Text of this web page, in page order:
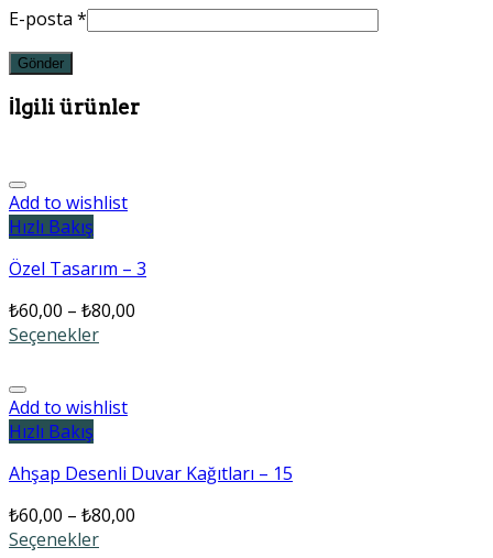
E-posta *
İlgili ürünler
Add to wishlist
Hızlı Bakış
Özel Tasarım – 3
₺60,00 – ₺80,00
Seçenekler
Add to wishlist
Hızlı Bakış
Ahşap Desenli Duvar Kağıtları – 15
₺60,00 – ₺80,00
Seçenekler